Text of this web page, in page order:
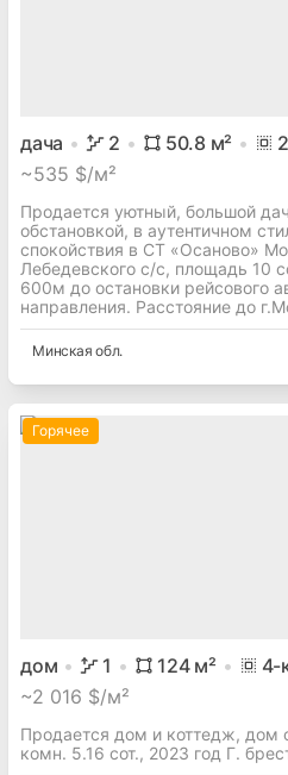
дача 2 50.8 м² 2
~535 $/м²
Продается уютный, большой
обстановкой, в аутентичном
спокойствия в СТ «Осаново»
Лебедевского с/с, площадь 10
600м до остановки рейсового
направления. Расстояние до
Минская обл.
Горячее
дом 1 124м² 4-
~2 016 $/м²
Продается дом и коттедж,
комн. 5.16 сот., 2023 год Г.